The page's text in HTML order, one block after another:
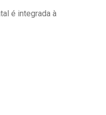
de Nutrição para
é integrada à